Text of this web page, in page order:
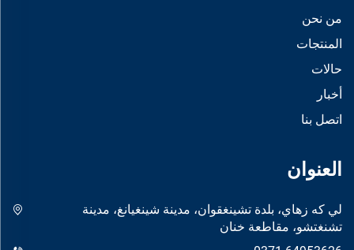
من نحن
المنتجات
حالات
أخبار
اتصل بنا
العنوان
لي كه زهاي، بلدة تشينغقوان، مدينة شينغيانغ، مدينة
تشنغتشو، مقاطعة خنان